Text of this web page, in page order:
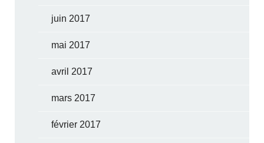
juin 2017
mai 2017
avril 2017
mars 2017
février 2017